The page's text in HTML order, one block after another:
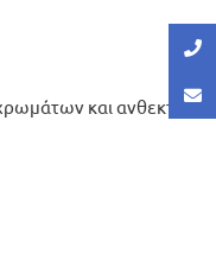
και ανθεκτικά